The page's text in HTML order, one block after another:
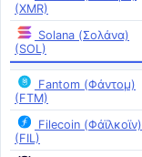
(XMR)
Solana (Σολάνα)
(SOL)
Fantom (Φάντομ)
(FTM)
Filecoin (Φάϊλκοϊν)
(FIL)